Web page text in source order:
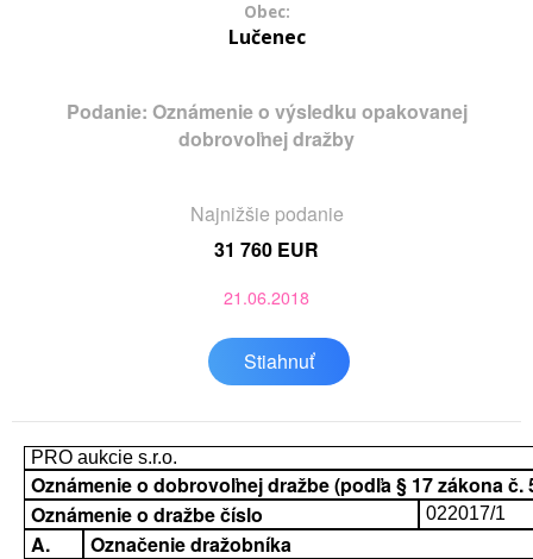
Obec:
Lučenec
Podanie: Oznámenie o výsledku opakovanej
dobrovoľnej dražby
Najnižšie podanie
31 760 EUR
21.06.2018
Stiahnuť
PRO aukcie s.r.o.
Oznámenie o dobrovoľnej dražbe (podľa § 17 zákona č.
Oznámenie o dražbe číslo
022017/1
A.
Označenie dražobníka